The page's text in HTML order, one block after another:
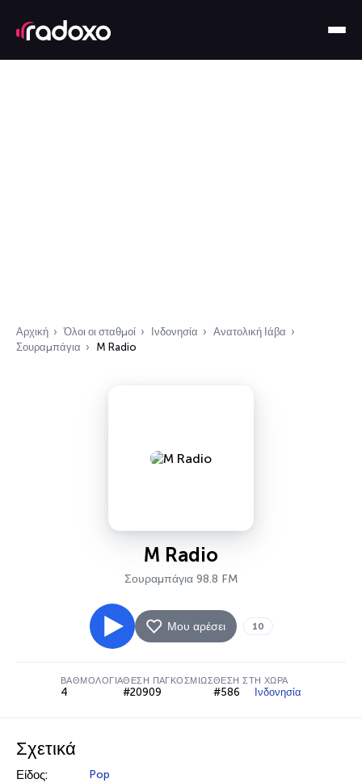
Αρχική Όλοι οι σταθμοί Ινδονησία
Ανατολική Ιάβα
Σουραμπάγια
M Radio
M Radio
Σουραμπάγια 98.8 FM
Μου αρέσει 10
ΒΑΘΜΟΛΟΓΊΑ
4
ΘΈΣΗ ΠΑΓΚΟΣΜΊΩΣ
#20909
ΘΈΣΗ ΣΤΗ ΧΏΡΑ
#586 Ινδονησία
Σχετικά
Είδος: Pop